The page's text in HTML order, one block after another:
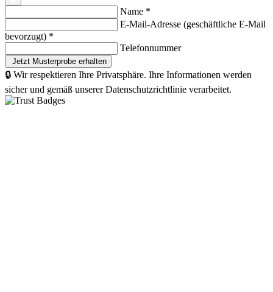
Name *
E-Mail-Adresse (geschäftliche E-Mail
bevorzugt) *
Telefonnummer
🔒 Wir respektieren Ihre Privatsphäre. Ihre Informationen werden
sicher und gemäß unserer Datenschutzrichtlinie verarbeitet.